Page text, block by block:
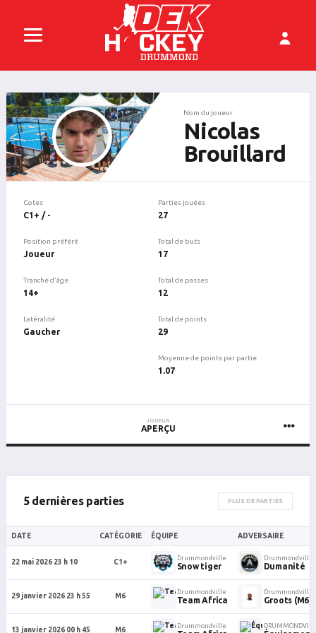
Nom du joueur
Nicolas
Brouillard
Cotes
C1+ / -
Position préféré
Joueur
Tranche d'âge
14+
Latéralité
Gaucher
Parties jouées
27
Total de buts
17
Total de passes
12
Total de points
29
Moyenne de points par partie
1.07
JOUEUR
APERÇU
5 dernières parties PLUS DE PARTIES
DATE CATÉGORIE ÉQUIPE ADVERSAIRE
22 mai 2026 23 h 10 C1+
Drummondville
Snow tiger
Drummondville
Dumanité
29 janvier 2026 23 h 55 M6
Drummondville
Team Africa
Drummondville
Groots (M6)
13 janvier 2026 00 h 45 M6
Drummondville